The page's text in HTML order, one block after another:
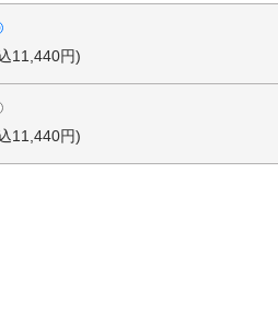
11,440円)
11,440円)